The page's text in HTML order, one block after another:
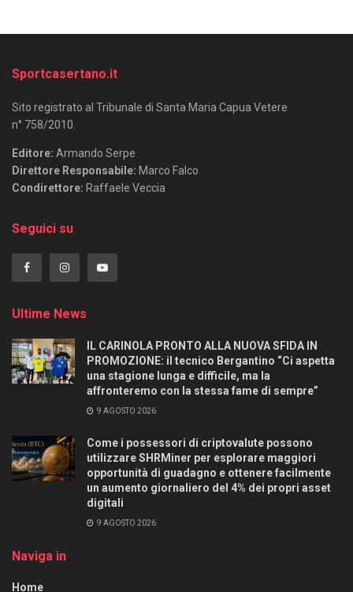
Sportcasertano.it
Sito registrato al Tribunale di Santa Maria Capua Vetere
n° 758/2010.
Editore: Armando Serpe
Direttore Responsabile: Marco Falco
Condirettore: Raffaele Veccia
Seguici su
Ultime News
IL CARINOLA PRONTO ALLA NUOVA SFIDA IN
PROMOZIONE: il tecnico Bergantino “Ci aspetta
una stagione lunga e difficile, ma la
affronteremo con la stessa fame di sempre”
9 AGOSTO 2026
Come i possessori di criptovalute possono
utilizzare SHRMiner per esplorare maggiori
opportunità di guadagno e ottenere facilmente
un aumento giornaliero del 4% dei propri asset
digitali
9 AGOSTO 2026
Naviga in
Home